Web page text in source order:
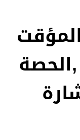
للإستشارة 27,29 ,الحصة